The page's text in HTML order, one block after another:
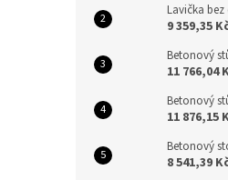
Lavička
9 359,35
Betonový
11 766,04
Betonový
11 876,15
Betonový
8 541,39